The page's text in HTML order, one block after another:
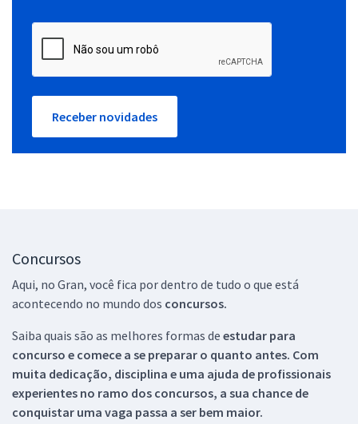
Receber novidades
Concursos
Aqui, no Gran, você fica por dentro de tudo o que está
acontecendo no mundo dos concursos.
Saiba quais são as melhores formas de estudar para
concurso e comece a se preparar o quanto antes. Com
muita dedicação, disciplina e uma ajuda de profissionais
experientes no ramo dos concursos, a sua chance de
conquistar uma vaga passa a ser bem maior.